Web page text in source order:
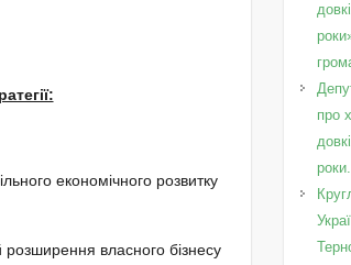
економічного розвитку
власного бізнесу
про
роки.